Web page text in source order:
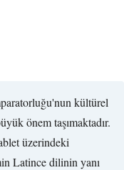
kültürel
önem taşımaktadır.
üzerindeki
Latince dilinin yanı